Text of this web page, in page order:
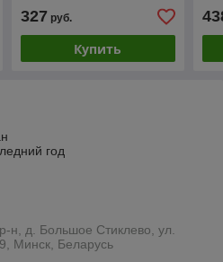
22см)
327 руб.
Купить
год
н, д. Большое Стиклево, ул.
Минск, Беларусь